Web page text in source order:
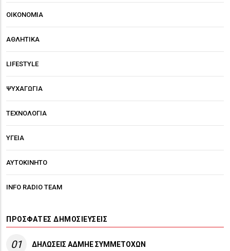
ΟΙΚΟΝΟΜΙΑ
ΑΘΛΗΤΙΚΑ
LIFESTYLE
ΨΥΧΑΓΩΓΙΑ
ΤΕΧΝΟΛΟΓΙΑ
ΥΓΕΙΑ
ΑΥΤΟΚΙΝΗΤΟ
INFO RADIO TEAM
ΠΡΌΣΦΑΤΕΣ ΔΗΜΟΣΙΕΎΣΕΙΣ
01 ΔΗΛΩΣΕΙΣ ΑΔΜΗΕ ΣΥΜΜΕΤΟΧΩΝ